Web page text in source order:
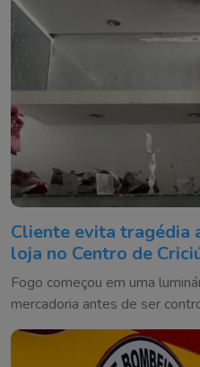
Cliente evita tragédia
loja no Centro de
Fogo começou em uma
mercadoria antes de ser
incêndio